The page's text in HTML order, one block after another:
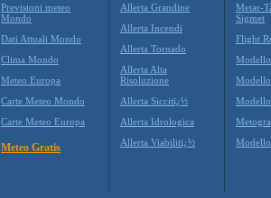
Previsioni meteo
Mondo
Dati Attuali Mondo
Clima Mondo
Meteo Europa
Carte Meteo Mondo
Carte Meteo Europa
Meteo Gratis
Allerta Grandine
Allerta Incendi
Allerta Tornado
Allerta Alta
Risoluzione
Allerta Siccitï¿½
Allerta Idrologica
Allerta Viabilitï¿½
Metar-
Sigmet
Flight
Modello